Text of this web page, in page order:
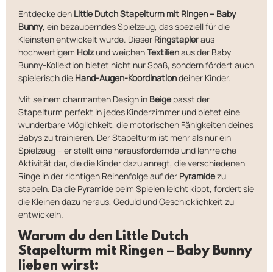
Entdecke den Little Dutch Stapelturm mit Ringen – Baby
Bunny, ein bezauberndes Spielzeug, das speziell für die
Kleinsten entwickelt wurde. Dieser Ringstapleraus
hochwertigem Holzund weichenTextilienaus der Baby
Bunny-Kollektion bietet nicht nur Spaß, sondern fördert auch
spielerisch die Hand-Augen-Koordinationdeiner Kinder.
Mit seinem charmanten Design in Beige passt der
Stapelturm perfekt in jedes Kinderzimmer und bietet eine
wunderbare Möglichkeit, die motorischen Fähigkeiten deines
Babys zu trainieren. Der Stapelturm ist mehr als nur ein
Spielzeug – er stellt eine herausfordernde und lehrreiche
Aktivität dar, die die Kinder dazu anregt, die verschiedenen
Ringe in der richtigen Reihenfolge auf der Pyramidezu
stapeln. Da die Pyramide beim Spielen leicht kippt, fordert sie
die Kleinen dazu heraus, Geduld und Geschicklichkeit zu
entwickeln.
Warum du den Little Dutch
Stapelturm mit Ringen – Baby Bunny
lieben wirst: